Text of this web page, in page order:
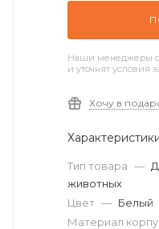
Наши менеджеры
и уточнят условия
Хочу в
Тип товара —
животных
Цвет — Белый
Материал